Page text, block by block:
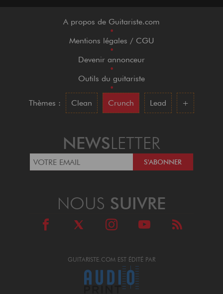
A propos de Guitariste.com
•
Mentions légales / CGU
•
Devenir annonceur
•
Outils du guitariste
•
Thèmes :
Clean Crunch Lead +
NEWSLETTER
GUITARISTE.COM EST ÉDITÉ PAR
NOUS SUIVRE